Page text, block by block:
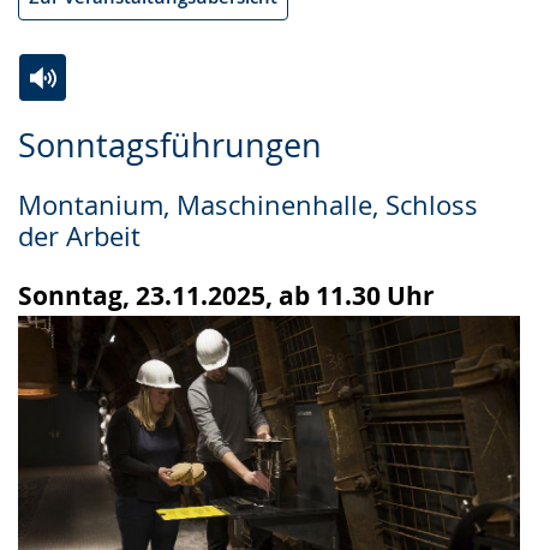
Sonntagsführungen
Montanium, Maschinenhalle, Schloss
der Arbeit
Sonntag, 23.11.2025, ab 11.30 Uhr
Leichten
wechseln.
Audio-
Video
Deutscher
wird
angezeigt.